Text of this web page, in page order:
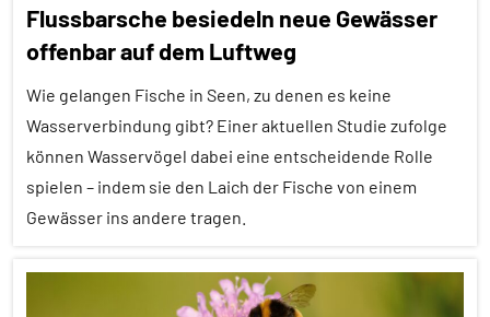
Vögel
Wirbeltiere
Ernährung
Forschung
aktuell
Lernen
und
Kognition
Vögel
Flussbarsche besiedeln neue Gewässer
offenbar auf dem Luftweg
Wie gelangen Fische in Seen, zu denen es keine
Wasserverbindung gibt? Einer aktuellen Studie zufolge
können Wasservögel dabei eine entscheidende Rolle
spielen – indem sie den Laich der Fische von einem
Gewässer ins andere tragen.